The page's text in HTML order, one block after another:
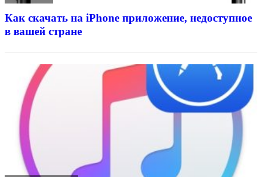
Как скачать на iPhone приложение, недоступное
в вашей стране